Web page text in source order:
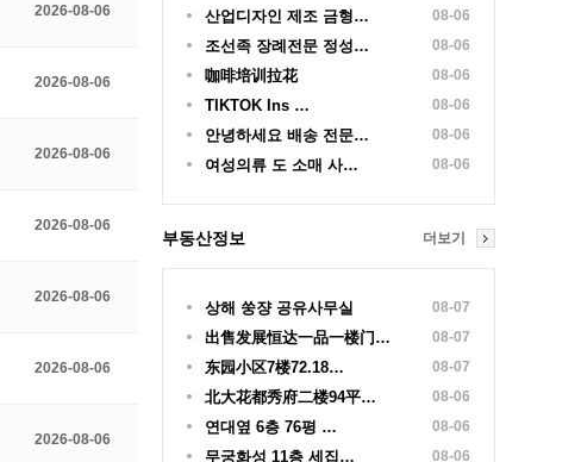
산업디자인 제조 금형… 08-06
조선족 장례전문 정성… 08-06
咖啡培训拉花 08-06
TIKTOK Ins … 08-06
안녕하세요 배송 전문… 08-06
여성의류 도 소매 사… 08-06
부동산정보
상해 쑹쟝 공유사무실 08-07
出售发展恒达一品一楼门… 08-07
东园小区7楼72.18… 08-07
北大花都秀府二楼94平… 08-06
연대옆 6층 76평 … 08-06
무궁화성 11층 세집… 08-06
더보기
2026-08-06
2026-08-06
2026-08-06
2026-08-06
2026-08-06
2026-08-06
2026-08-06